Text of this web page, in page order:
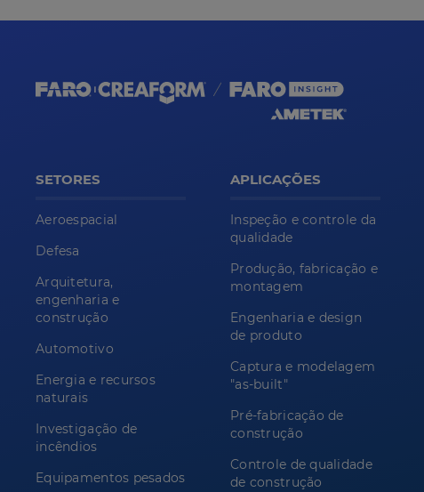
SETORES
Aeroespacial
Defesa
Arquitetura,
engenharia e
construção
Automotivo
Energia e recursos
naturais
Investigação de
incêndios
Equipamentos pesados
APLICAÇÕES
Inspeção e controle da
qualidade
Produção, fabricação e
montagem
Engenharia e design
de produto
Captura e modelagem
"as-built"
Pré-fabricação de
construção
Controle de qualidade
de construção